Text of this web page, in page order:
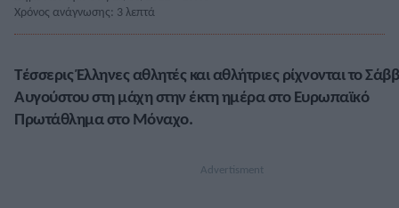
Χρόνος ανάγνωσης: 3 λεπτά
Τέσσερις Έλληνες αθλητές και αθλήτριες ρίχνονται το
Αυγούστου στη μάχη στην έκτη ημέρα στο Ευρωπαϊκό
Πρωτάθλημα στο Μόναχο.